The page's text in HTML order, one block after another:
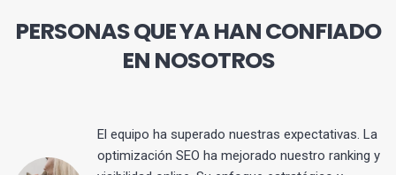
PERSONAS QUE YA HAN CONFIADO
EN NOSOTROS
El equipo ha superado nuestras expectativas. La
optimización SEO ha mejorado nuestro ranking y